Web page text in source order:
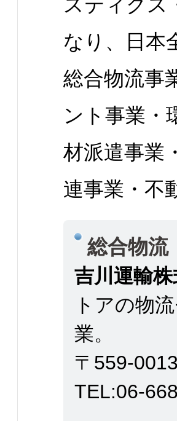
スティクス
なり、日本
総合物流事
ント事業・
材派遣事業
連事業・不
総合物流
吉川運輸
トアの物
業。
〒559-
TEL:06-